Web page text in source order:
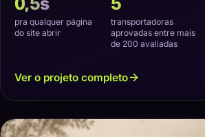
pra qualquer página
do site abrir
transportadoras
aprovadas entre mais
de 200 avaliadas
Ver o projeto completo